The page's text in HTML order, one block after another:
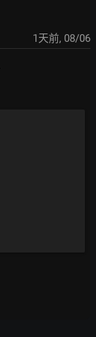
1天前, 08/06